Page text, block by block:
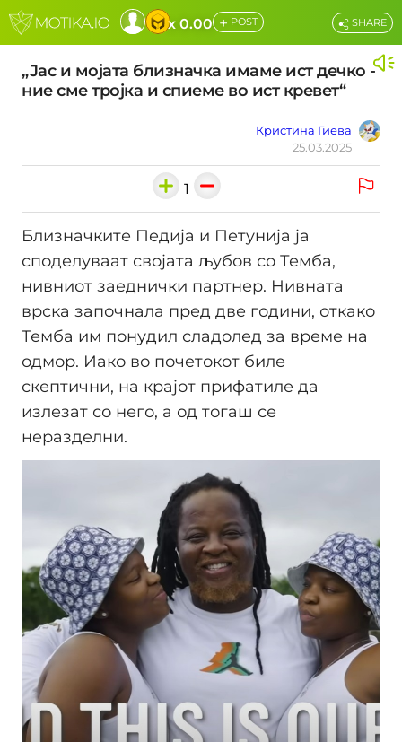
x 0.00 + POST
„Јас и мојата близначка имаме ист дечко -
ние сме тројка и спиеме во ист кревет“
Кристина Гиева
25.03.2025
SHARE
1
Близначките Педија и Петунија ја
споделуваат својата љубов со Темба,
нивниот заеднички партнер. Нивната
врска започнала пред две години, откако
Темба им понудил сладолед за време на
одмор. Иако во почетокот биле
скептични, на крајот прифатиле да
излезат со него, а од тогаш се
неразделни.